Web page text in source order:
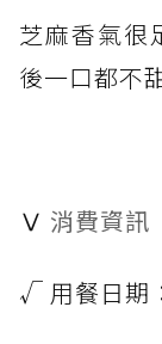
芝麻香氣很
後一口都不
Ⅴ 消費資訊
√ 用餐日期